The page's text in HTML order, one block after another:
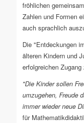
fröhlichen
Zahlen und Formen
auch sprachlich
Die "Entdeckungen
älteren Kindern und
erfolgreichen
"Die Kinder sollen
umzugehen, Freude
immer wieder neue
für